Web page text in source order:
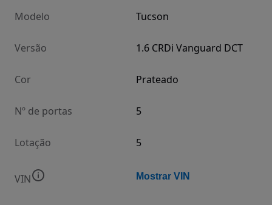
Modelo Tucson
Versão 1.6 CRDi Vanguard DCT
Cor Prateado
Nº de portas 5
Lotação 5
VIN Mostrar VIN